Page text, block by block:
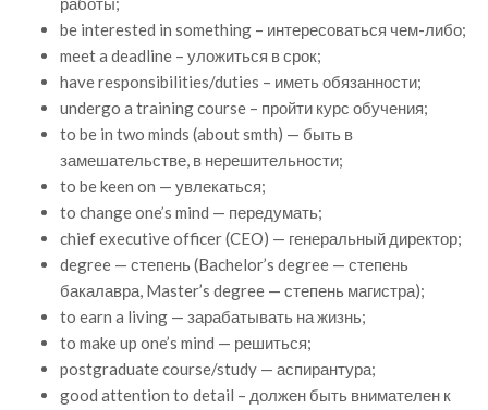
be interested in something – интересоваться чем-либо;
meet a deadline – уложиться в срок;
have responsibilities/duties – иметь обязанности;
undergo a training course – пройти курс обучения;
to be in two minds (about smth) — быть в
замешательстве, в нерешительности;
to be keen on — увлекаться;
to change one’s mind — передумать;
chief executive officer (CEO) — генеральный директор;
degree — степень (Bachelor’s degree — степень
бакалавра, Master’s degree — степень магистра);
to earn a living — зарабатывать на жизнь;
to make up one’s mind — решиться;
postgraduate course/study — аспирантура;
good attention to detail – должен быть внимателен к